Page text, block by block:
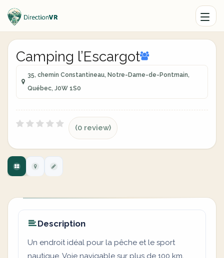
Camping l’Escargot
35, chemin Constantineau, Notre-Dame-de-Pontmain,
Québec, J0W 1S0
(0 review)
Description
Un endroit idéal pour la pêche et le sport
nautique. Voie navigable sur plus de 100 km.